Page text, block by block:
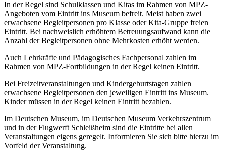
In der Regel sind Schulklassen und Kitas im Rahmen von MPZ-
Angeboten vom Eintritt ins Museum befreit. Meist haben zwei
erwachsene Begleitpersonen pro Klasse oder Kita-Gruppe freien
Eintritt. Bei nachweislich erhöhtem Betreuungsaufwand kann die
Anzahl der Begleitpersonen ohne Mehrkosten erhöht werden.
Auch Lehrkräfte und Pädagogisches Fachpersonal zahlen im
Rahmen von MPZ-Fortbildungen in der Regel keinen Eintritt.
Bei Freizeitveranstaltungen und Kindergeburtstagen zahlen
erwachsene Begleitpersonen den jeweiligen Eintritt ins Museum.
Kinder müssen in der Regel keinen Eintritt bezahlen.
Im Deutschen Museum, im Deutschen Museum Verkehrszentrum
und in der Flugwerft Schleißheim sind die Eintritte bei allen
Veranstaltungen eigens geregelt. Informieren Sie sich bitte hierzu im
Vorfeld der Veranstaltung.